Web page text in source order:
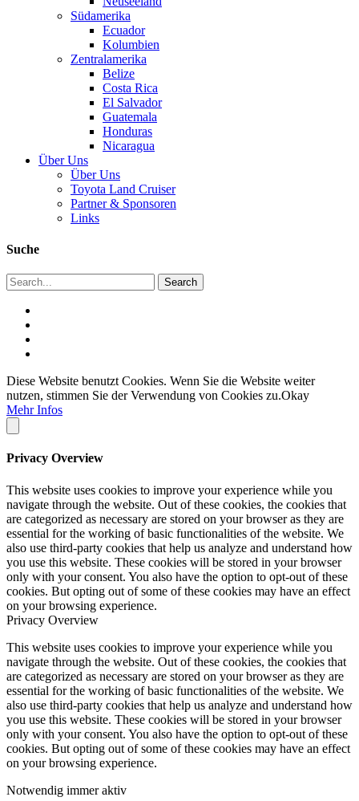
Südamerika
Ecuador
Kolumbien
Zentralamerika
Belize
Costa Rica
El Salvador
Guatemala
Honduras
Nicaragua
Über Uns
Über Uns
Toyota Land Cruiser
Partner & Sponsoren
Links
Suche
Diese Website benutzt Cookies. Wenn Sie die Website weiter
nutzen, stimmen Sie der Verwendung von Cookies zu.Okay
Mehr Infos
Privacy Overview
This website uses cookies to improve your experience while you
navigate through the website. Out of these cookies, the cookies that
are categorized as necessary are stored on your browser as they are
essential for the working of basic functionalities of the website. We
also use third-party cookies that help us analyze and understand how
you use this website. These cookies will be stored in your browser
only with your consent. You also have the option to opt-out of these
cookies. But opting out of some of these cookies may have an effect
on your browsing experience.
Privacy Overview
This website uses cookies to improve your experience while you
navigate through the website. Out of these cookies, the cookies that
are categorized as necessary are stored on your browser as they are
essential for the working of basic functionalities of the website. We
also use third-party cookies that help us analyze and understand how
you use this website. These cookies will be stored in your browser
only with your consent. You also have the option to opt-out of these
cookies. But opting out of some of these cookies may have an effect
on your browsing experience.
Notwendig immer aktiv